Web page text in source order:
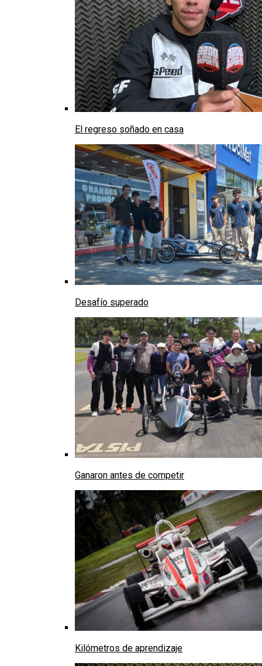
El regreso soñado en casa
Desafío superado
Ganaron antes de competir
Kilómetros de aprendizaje